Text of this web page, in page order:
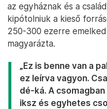
az egyháznak és a
kipótolniuk a kieső
250-300 ezerre
magyarázta.
„Ez is benne van a
ez leírva vagyon.
dé-ká. A
iksz és egyhetes